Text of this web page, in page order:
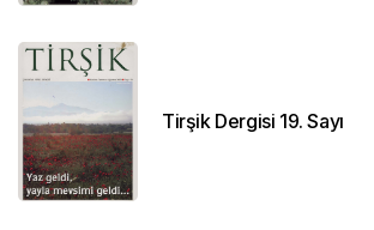
Tirşik Dergisi 19. Sayı